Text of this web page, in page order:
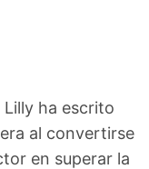
ha escrito
al convertirse
en superar la